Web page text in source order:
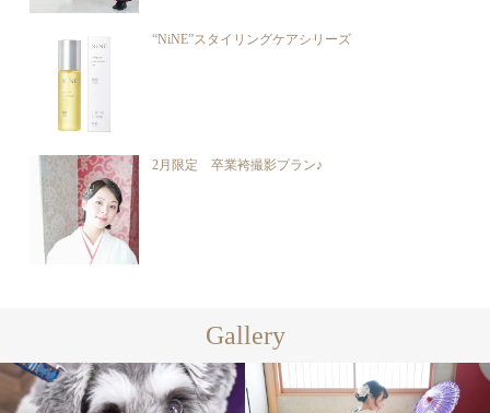
“NiNE”スタイリングケアシリーズ
2月限定 卒業袴撮影プラン♪
Gallery